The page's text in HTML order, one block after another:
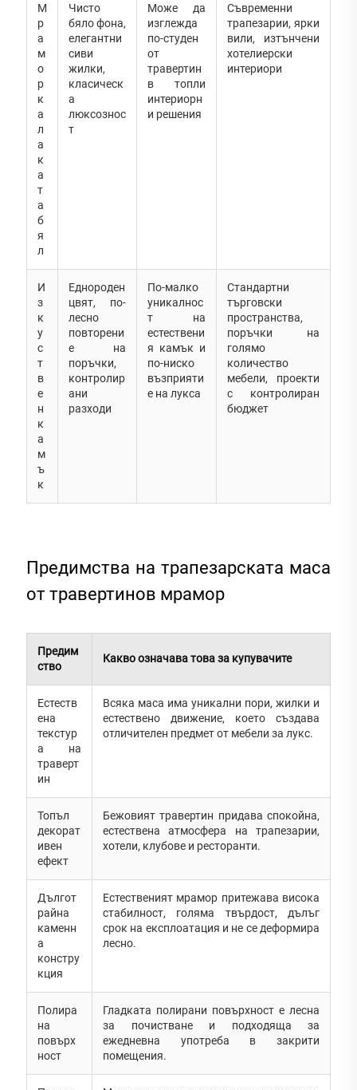
М
р
а
м
о
р
к
а
л
а
к
а
т
а
б
я
л
Чисто
бяло фона,
елегантни
сиви
жилки,
класическ
а
люксознос
т
Може да
изглежда
по-студен
от
травертин
в топли
интериорн
и решения
Съвременни
трапезарии, ярки
вили, изтънчени
хотелиерски
интериори
И
з
к
у
с
т
в
е
н
к
а
м
ъ
к
Еднороден
цвят, по-
лесно
повторени
е на
поръчки,
контролир
ани
разходи
По-малко
уникалнос
т на
естествени
я камък и
по-ниско
възприяти
е на лукса
Стандартни
търговски
пространства,
поръчки на
голямо
количество
мебели, проекти
с контролиран
бюджет
Предимства на трапезарската маса
от травертинов мрамор
Предим
ство
Какво означава това за купувачите
Естеств
ена
текстур
а на
траверт
ин
Всяка маса има уникални пори, жилки и
естествено движение, което създава
отличителен предмет от мебели за лукс.
Топъл
декорат
ивен
ефект
Бежовият травертин придава спокойна,
естествена атмосфера на трапезарии,
хотели, клубове и ресторанти.
Дългот
райна
каменн
а
констру
кция
Естественият мрамор притежава висока
стабилност, голяма твърдост, дълъг
срок на експлоатация и не се деформира
лесно.
Полира
на
повърх
ност
Гладката полирани повърхност е лесна
за почистване и подходяща за
ежедневна употреба в закрити
помещения.